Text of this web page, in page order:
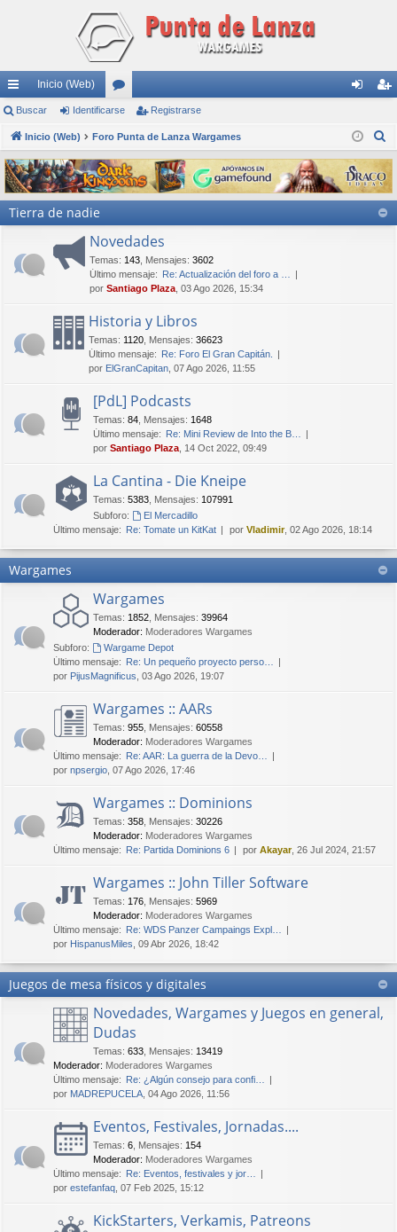
nl
ac
es
rá
pi
Inicio (Web)
or
os nti
fic
ar
ist
ra
rs
e
Buscar Identificarse Registrarse
Inicio (Web) Foro Punta de Lanza Wargames
s
c
Tierra de nadie
Novedades
Temas: 143 Mensajes: 3602
Último mensaje: Re: Actualización del foro a …
por Santiago Plaza , 03 Ago 2026, 15:34
Historia y Libros
Temas: 1120 Mensajes: 36623
Último mensaje: Re: Foro El Gran Capitán.
por ElGranCapitan , 07 Ago 2026, 11:55
[PdL] Podcasts
Temas: 84 Mensajes: 1648
Último mensaje: Re: Mini Review de Into the B…
por Santiago Plaza , 14 Oct 2022, 09:49
La Cantina - Die Kneipe
Temas: 5383 Mensajes: 107991
Subforo:
El Mercadillo
Último mensaje: Re: Tomate un KitKat por Vladimir, 02 Ago 2026, 18:14
Wargames
Wargames
Temas: 1852 Mensajes: 39964
Moderador: Moderadores Wargames
Subforo:
Wargame Depot
Último mensaje: Re: Un pequeño proyecto perso…
por PijusMagnificus , 03 Ago 2026, 19:07
Wargames :: AARs
Temas: 955 Mensajes: 60558
Moderador: Moderadores Wargames
Último mensaje: Re: AAR: La guerra de la Devo…
por npsergio , 07 Ago 2026, 17:46
Wargames :: Dominions
Temas: 358 Mensajes: 30226
Moderador: Moderadores Wargames
Último mensaje: Re: Partida Dominions 6 por Akayar, 26 Jul 2024, 21:57
Wargames :: John Tiller Software
Temas: 176 Mensajes: 5969
Moderador: Moderadores Wargames
Último mensaje: Re: WDS Panzer Campaings Expl…
por HispanusMiles , 09 Abr 2026, 18:42
Juegos de mesa físicos y digitales
Novedades, Wargames y Juegos en general,
Dudas
Temas: 633 Mensajes: 13419
Moderador: Moderadores Wargames
Último mensaje: Re: ¿Algún consejo para confi…
por MADREPUCELA , 04 Ago 2026, 11:56
Eventos, Festivales, Jornadas....
Temas: 6 Mensajes: 154
Moderador: Moderadores Wargames
Último mensaje: Re: Eventos, festivales y jor…
por estefanfaq , 07 Feb 2025, 15:12
KickStarters, Verkamis, Patreons